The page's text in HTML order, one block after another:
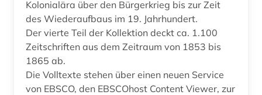
Kolonialära über den Bürgerkrieg bis zur Zeit
des Wiederaufbaus im 19. Jahrhundert.
Der vierte Teil der Kollektion deckt ca. 1.100
Zeitschriften aus dem Zeitraum von 1853 bis
1865 ab.
Die Volltexte stehen über einen neuen Service
von EBSCO, den EBSCOhost Content Viewer, zur